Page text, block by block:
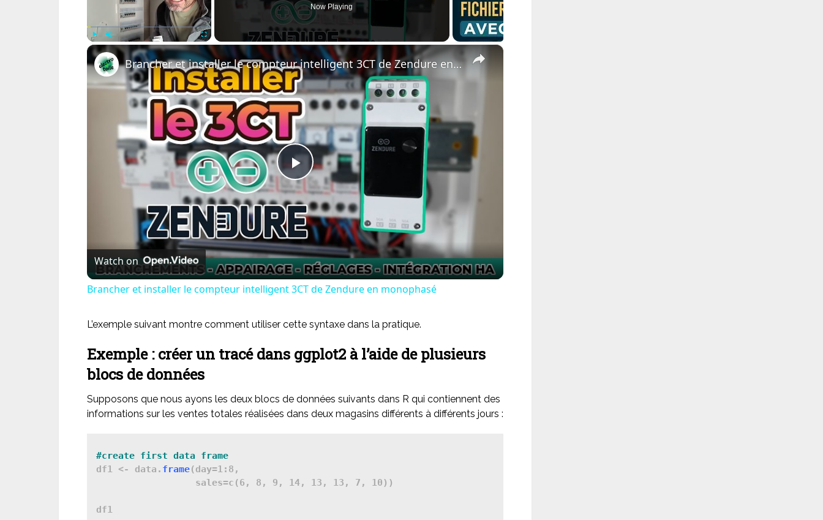
Unmute Fullscreen
Now Playing
×
Play
Video
Brancher et installer le compteur intelligent 3CT de Zendure en monophasé
Watch on
Brancher et installer le compteur intelligent 3CT de Zendure en monophasé
L’exemple suivant montre comment utiliser cette syntaxe dans la pratique.
Exemple : créer un tracé dans ggplot2 à l’aide de plusieurs
blocs de données
Supposons que nous ayons les deux blocs de données suivants dans R qui contiennent des
informations sur les ventes totales réalisées dans deux magasins différents à différents jours :
df1 <- data. frame(day=1:8,
                  sales=c(6, 8, 9, 14, 13, 13, 7, 10))
df1